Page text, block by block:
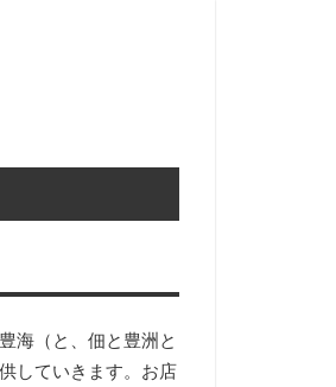
海（と、佃と豊洲と
していきます。お店